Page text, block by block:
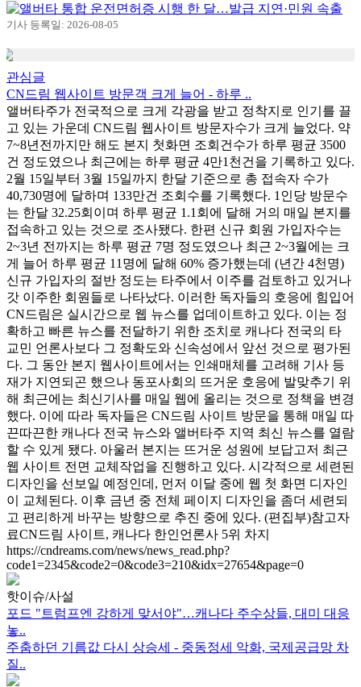
앨버타 통합 운전면허증 시행 한 달…발급 지연·민원 속출
기사 등록일: 2026-08-05
관심글
CN드림 웹사이트 방문객 크게 늘어 - 하루 ..
앨버타주가 전국적으로 크게 각광을 받고 정착지로 인기를 끌
고 있는 가운데 CN드림 웹사이트 방문자수가 크게 늘었다. 약
7~8년전까지만 해도 본지 첫화면 조회건수가 하루 평균 3500
건 정도였으나 최근에는 하루 평균 4만1천건을 기록하고 있다.
2월 15일부터 3월 15일까지 한달 기준으로 총 접속자 수가
40,730명에 달하며 133만건 조회수를 기록했다. 1인당 방문수
는 한달 32.25회이며 하루 평균 1.1회에 달해 거의 매일 본지를
접속하고 있는 것으로 조사됐다. 한편 신규 회원 가입자수는
2~3년 전까지는 하루 평균 7명 정도였으나 최근 2~3월에는 크
게 늘어 하루 평균 11명에 달해 60% 증가했는데 (년간 4천명)
신규 가입자의 절반 정도는 타주에서 이주를 검토하고 있거나
갓 이주한 회원들로 나타났다. 이러한 독자들의 호응에 힘입어
CN드림은 실시간으로 웹 뉴스를 업데이트하고 있다. 이는 정
확하고 빠른 뉴스를 전달하기 위한 조치로 캐나다 전국의 타
교민 언론사보다 그 정확도와 신속성에서 앞선 것으로 평가된
다. 그 동안 본지 웹사이트에서는 인쇄매체를 고려해 기사 등
재가 지연되곤 했으나 동포사회의 뜨거운 호응에 발맞추기 위
해 최근에는 최신기사를 매일 웹에 올리는 것으로 정책을 변경
했다. 이에 따라 독자들은 CN드림 사이트 방문을 통해 매일 따
끈따끈한 캐나다 전국 뉴스와 앨버타주 지역 최신 뉴스를 열람
할 수 있게 됐다. 아울러 본지는 뜨거운 성원에 보답고저 최근
웹 사이트 전면 교체작업을 진행하고 있다. 시각적으로 세련된
디자인을 선보일 예정인데, 먼저 이달 중에 웹 첫 화면 디자인
이 교체된다. 이후 금년 중 전체 페이지 디자인을 좀더 세련되
고 편리하게 바꾸는 방향으로 추진 중에 있다. (편집부)참고자
료CN드림 사이트, 캐나다 한인언론사 5위 차지
https://cndreams.com/news/news_read.php?
code1=2345&code2=0&code3=210&idx=27654&page=0
핫이슈/사설
포드 "트럼프엔 강하게 맞서야"…캐나다 주수상들, 대미 대응
놓..
주춤하던 기름값 다시 상승세 - 중동정세 악화, 국제공급망 차
질..